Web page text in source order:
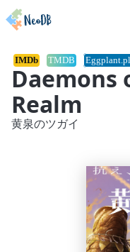
Daemons
Realm
IMDb TMDB
黄泉のツガイ